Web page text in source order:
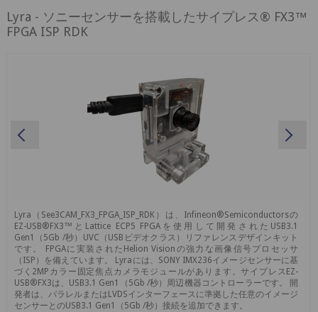
Lyra - ソニーセンサーを搭載したサイプレス® FX3™
FPGA ISP RDK
Lyra（See3CAM_FX3_FPGA_ISP_RDK）は、Infineon®Semiconductorsの
EZ-USB®FX3™とLattice ECP5 FPGAを使用して開発されたUSB3.1
Gen1（5Gb /秒）UVC（USBビデオクラス）リファレンスデザインキット
です。 FPGAに実装されたHelion Visionの強力な画像信号プロセッサ
（ISP）を備えています。 Lyraには、SONY IMX236イメージセンサーに基
づく2MPカラー固定焦点カメラモジュールがあります。サイプレスEZ-
USB®FX3は、USB3.1 Gen1（5Gb /秒）周辺機器コントローラーです。 開
発者は、パラレルまたはLVDSインターフェースに準拠した任意のイメージ
センサーとのUSB3.1 Gen1（5Gb /秒）接続を追加できます。